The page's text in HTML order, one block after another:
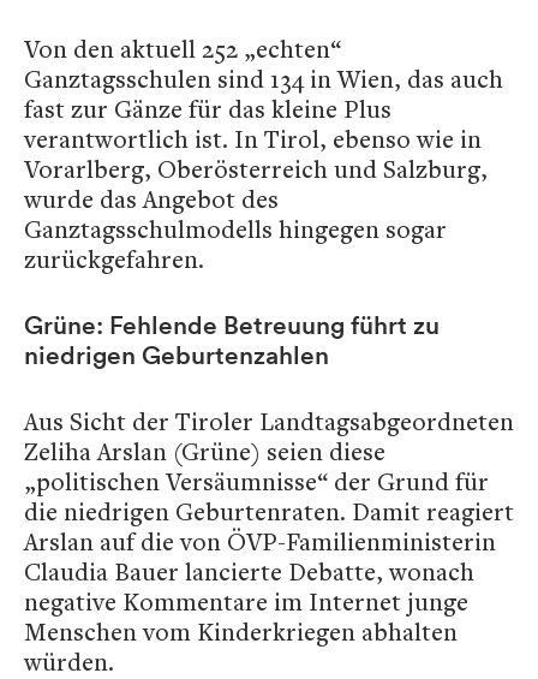
Von den aktuell 252 „echten“
Ganztagsschulen sind 134 in Wien, das auch
fast zur Gänze für das kleine Plus
verantwortlich ist. In Tirol, ebenso wie in
Vorarlberg, Oberösterreich und Salzburg,
wurde das Angebot des
Ganztagsschulmodells hingegen sogar
zurückgefahren.
Grüne: Fehlende Betreuung führt zu
niedrigen Geburtenzahlen
Aus Sicht der Tiroler Landtagsabgeordneten
Zeliha Arslan (Grüne) seien diese
„politischen Versäumnisse“ der Grund für
die niedrigen Geburtenraten. Damit reagiert
Arslan auf die von ÖVP-Familienministerin
Claudia Bauer lancierte Debatte, wonach
negative Kommentare im Internet junge
Menschen vom Kinderkriegen abhalten
würden.